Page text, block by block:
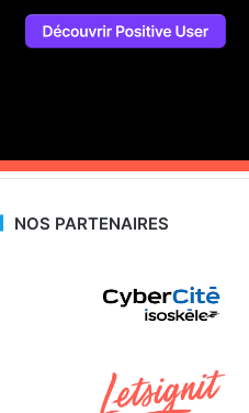
NOS PARTENAIRES